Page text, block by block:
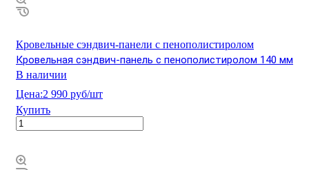
Кровельные сэндвич-панели с пенополистиролом
Кровельная сэндвич-панель с пенополистиролом 140 мм
В наличии
Цена:2 990 руб/шт
Купить